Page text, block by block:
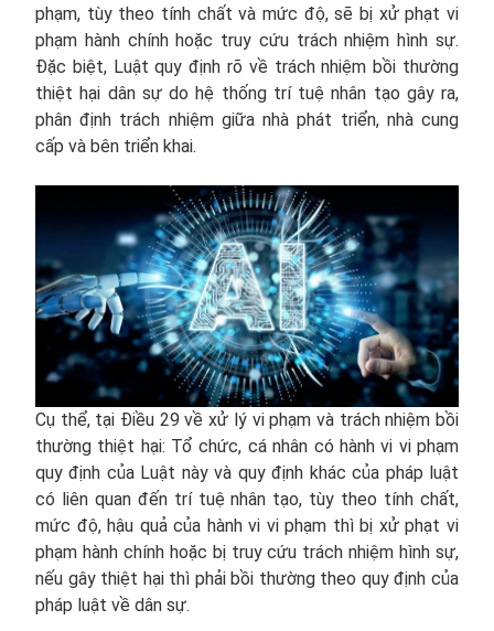
phạm, tùy theo tính chất và mức độ, sẽ bị xử phạt vi
phạm hành chính hoặc truy cứu trách nhiệm hình sự.
Đặc biệt, Luật quy định rõ về trách nhiệm bồi thường
thiệt hại dân sự do hệ thống trí tuệ nhân tạo gây ra,
phân định trách nhiệm giữa nhà phát triển, nhà cung
cấp và bên triển khai.
Cụ thể, tại Điều 29 về xử lý vi phạm và trách nhiệm bồi
thường thiệt hại: Tổ chức, cá nhân có hành vi vi phạm
quy định của Luật này và quy định khác của pháp luật
có liên quan đến trí tuệ nhân tạo, tùy theo tính chất,
mức độ, hậu quả của hành vi vi phạm thì bị xử phạt vi
phạm hành chính hoặc bị truy cứu trách nhiệm hình sự,
nếu gây thiệt hại thì phải bồi thường theo quy định của
pháp luật về dân sự.